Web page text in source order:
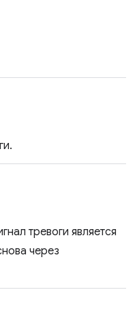
тревоги является
через